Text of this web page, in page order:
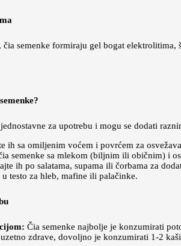
čia semenke formiraju gel bogat
za upotrebu i mogu se dodati
ih sa omiljenim voćem i povrćem za
semenke sa mlekom (biljnim ili običnim) i
ih po salatama, supama ili čorbama za
testo za hleb, mafine ili palačinke.
Čia semenke najbolje je konzumirati
zdrave, dovoljno je konzumirati 1-2